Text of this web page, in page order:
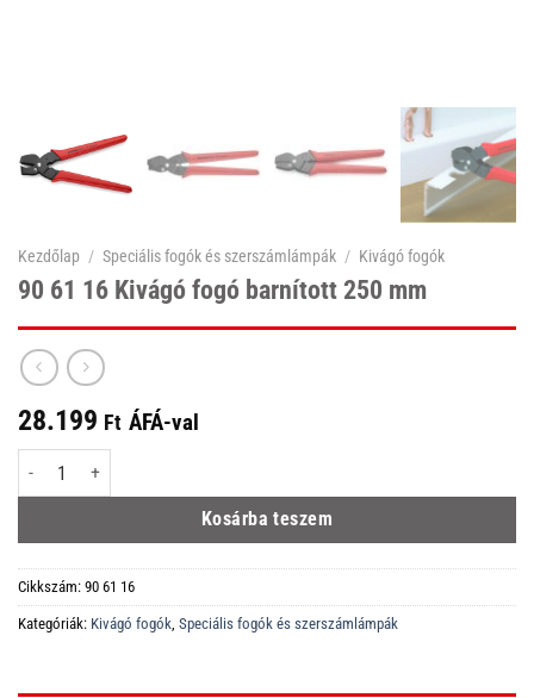
Kezdőlap / Speciális fogók és szerszámlámpák / Kivágó fogók
90 61 16 Kivágó fogó barnított 250 mm
28.199 Ft ÁFÁ-val
90 61 16 Kivágó fogó barnított 250 mm mennyiség
Kosárba teszem
Cikkszám: 90 61 16
Kategóriák: Kivágó fogók Speciális fogók és szerszámlámpák